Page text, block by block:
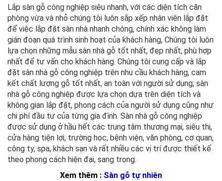
Lắp sàn gỗ công nghiệp siêu nhanh, với các diện tích căn
phòng vừa và nhỏ chúng tôi luôn sắp xếp nhân viên lắp đặt
để việc lắp đặt sàn nhà nhanh chóng, chính xác không làm
gián đoạn quá trình sinh hoạt của khách hàng, Chúng tôi luôn
lựa chọn những mẫu sàn nhà gỗ tốt nhất, đẹp nhất, phù hợp
nhất để tư vấn cho khách hàng. Chúng tôi cung cấp và lắp
đặt sàn nhà gỗ công nghiệp trên nhu cầu khách hàng, cam
kết chất lượng gỗ tốt nhất, an toàn với người sử dụng; sàn
nhà gỗ công nghiệp được lựa chọn dựa trên diện tích và
không gian lắp đặt, phong cách của người sử dụng cũng như
chi phí đầu tư của từng gia đình. Sàn nhà gỗ công nghiệp
được sử dụng ở hầu hết các trung tâm thương mại, siêu thị,
cửa hàng tiện lợi, trường học, bệnh viện, văn phòng, cơ quan,
công ty, spa, khách sạn và rất nhiều các vị trí được thiết kế
theo phong cách hiện đại, sang trọng.
Xem thêm : Sàn gỗ tự nhiên